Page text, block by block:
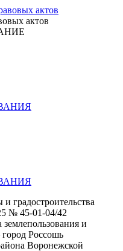
актов
градостроительства
№ 45-01-04/42
и
город Россошь
Воронежской